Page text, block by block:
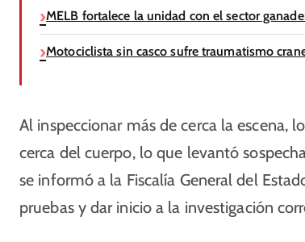
MELB fortalece la unidad con el sector
Motociclista sin casco sufre traumatismo
Al inspeccionar más de cerca la escena,
cerca del cuerpo, lo que levantó
se informó a la Fiscalía General del
pruebas y dar inicio a la investigación